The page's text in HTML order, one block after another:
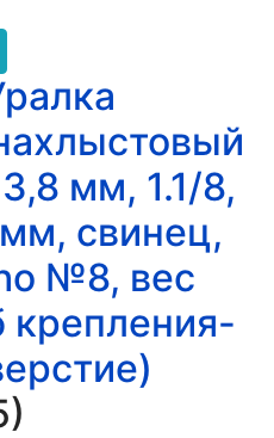
мм, 1.1/8,
свинец,
№8, вес
крепления-
)